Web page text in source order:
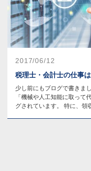
2017/06/12
税理士・会計士の仕事
少し前にもブログで書きま
「機械や人工知能に取って
グされています。 特に、領